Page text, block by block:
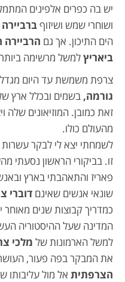
יש בה כפרים אלפינים
ושוחרי שמש ושיזוף
הים התיכון. אך גם
ביאריץלמשל מרשימה
צרפת משמשת עד היום
גורמה, בשמים ובכלל ארץ
זאת כמובן. המוזיאונים שלה
מהעולם כולו.
לשמחתי יצא לי לבקר
זו. בביקורי הראשון נסעתי
פאריז והתאהבתי בארץ
שונאי אנשים שאינם דוברי
כמדריך קבוצות שנים
המדינה שעל ההיסטוריה
למשל הארמונות של מלכי
את המבקר בפה פעור,
הצרפתית אל מול עליבותו